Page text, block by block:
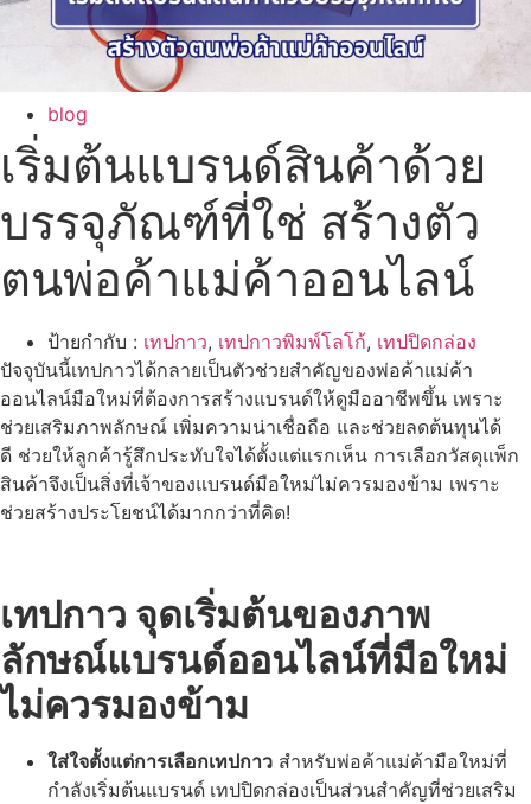
blog
เริ่มต้นแบรนด์สินค้าด้วย
บรรจุภัณฑ์ที่ใช่ สร้างตัว
ตนพ่อค้าแม่ค้าออนไลน์
ป้ายกำกับ : เทปกาว, เทปกาวพิมพ์โลโก้, เทปปิดกล่อง
ปัจจุบันนี้เทปกาวได้กลายเป็นตัวช่วยสำคัญของพ่อค้าแม่ค้า
ออนไลน์มือใหม่ที่ต้องการสร้างแบรนด์ให้ดูมืออาชีพขึ้น เพราะ
ช่วยเสริมภาพลักษณ์ เพิ่มความน่าเชื่อถือ และช่วยลดต้นทุนได้
ดี ช่วยให้ลูกค้ารู้สึกประทับใจได้ตั้งแต่แรกเห็น การเลือกวัสดุแพ็ก
สินค้าจึงเป็นสิ่งที่เจ้าของแบรนด์มือใหม่ไม่ควรมองข้าม เพราะ
ช่วยสร้างประโยชน์ได้มากกว่าที่คิด!
เทปกาว จุดเริ่มต้นของภาพ
ลักษณ์แบรนด์ออนไลน์ที่มือใหม่
ไม่ควรมองข้าม
ใส่ใจตั้งแต่การเลือกเทปกาว สำหรับพ่อค้าแม่ค้ามือใหม่ที่
กำลังเริ่มต้นแบรนด์ เทปปิดกล่องเป็นส่วนสำคัญที่ช่วยเสริม